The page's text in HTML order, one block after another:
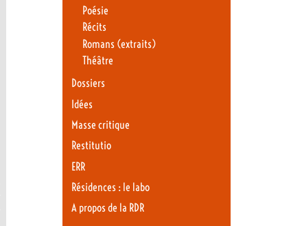
Poésie
Récits
Romans (extraits)
Théâtre
Dossiers
Idées
Masse critique
Restitutio
ERR
Résidences : le labo
A propos de la RDR